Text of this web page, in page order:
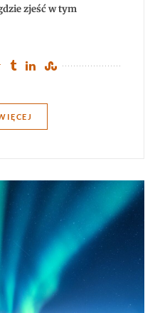
zjeść w tym